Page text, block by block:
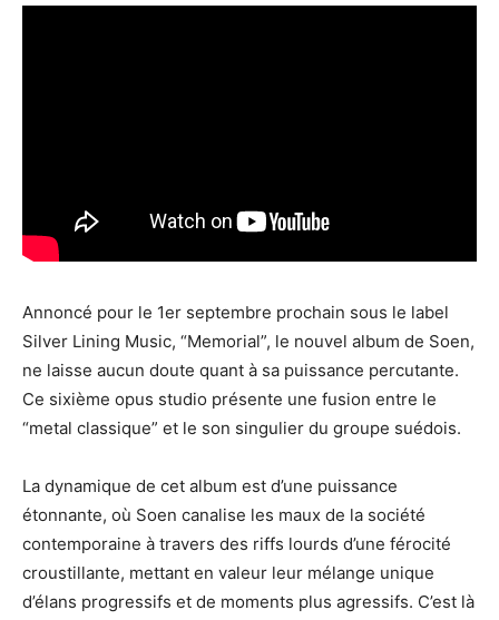
Annoncé pour le 1er septembre prochain sous le label
Silver Lining Music, “Memorial”, le nouvel album de Soen,
ne laisse aucun doute quant à sa puissance percutante.
Ce sixième opus studio présente une fusion entre le
“metal classique” et le son singulier du groupe suédois.
La dynamique de cet album est d’une puissance
étonnante, où Soen canalise les maux de la société
contemporaine à travers des riffs lourds d’une férocité
croustillante, mettant en valeur leur mélange unique
d’élans progressifs et de moments plus agressifs. C’est là